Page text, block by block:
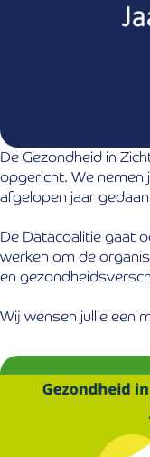
De Gezondheid in
opgericht. We nemen
afgelopen jaar
De Datacoalitie gaat
werken om de
en
Wij wensen jullie een